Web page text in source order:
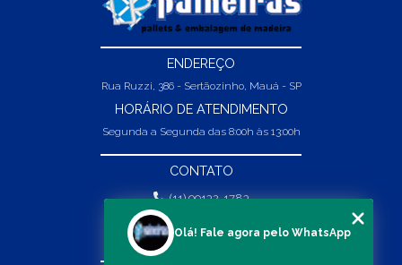
ENDEREÇO
Rua Ruzzi, 386 - Sertãozinho, Mauá - SP
HORÁRIO DE ATENDIMENTO
Segunda a Segunda das 8:00h às 13:00h
CONTATO
(11) 99132-1783
(11) 99132-1783
vendas@abpaineiras.com.br
Olá! Fale agora pelo WhatsApp